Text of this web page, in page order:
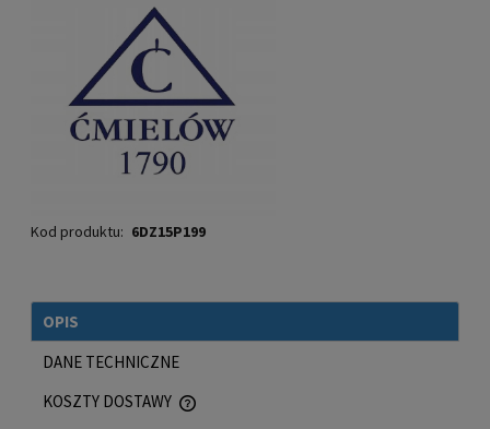
Kod produktu: 6DZ15P199
OPIS
DANE TECHNICZNE
KOSZTY DOSTAWY
CENA NIE ZAWIERA EWENTUALNYCH KOSZTÓW PŁATNOŚCI